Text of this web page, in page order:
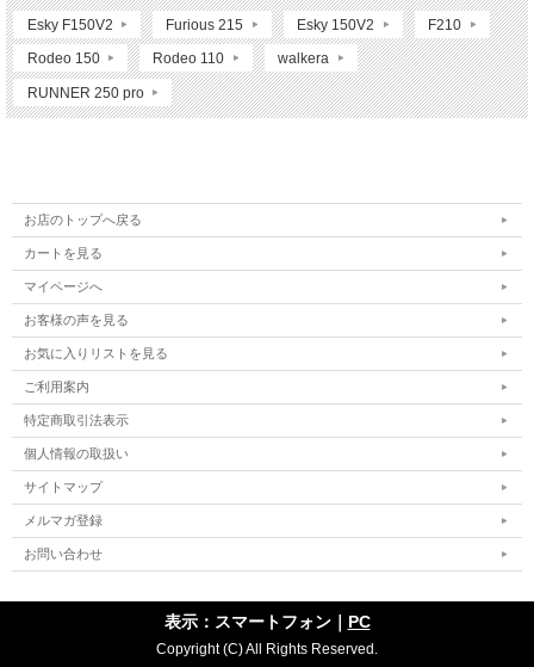
Esky F150V2 Furious 215 Esky 150V2 F210
Rodeo 150 Rodeo 110 walkera
RUNNER 250 pro
お店のトップへ戻る
カートを見る
マイページへ
お客様の声を見る
お気に入りリストを見る
ご利用案内
特定商取引法表示
個人情報の取扱い
サイトマップ
メルマガ登録
お問い合わせ
表示：スマートフォン｜ PC
Copyright (C) All Rights Reserved.